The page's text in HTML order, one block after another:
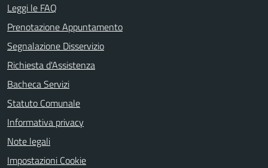
Leggi le FAQ
Prenotazione Appuntamento
Segnalazione Disservizio
Richiesta d'Assistenza
Bacheca Servizi
Statuto Comunale
Informativa privacy
Note legali
Impostazioni Cookie